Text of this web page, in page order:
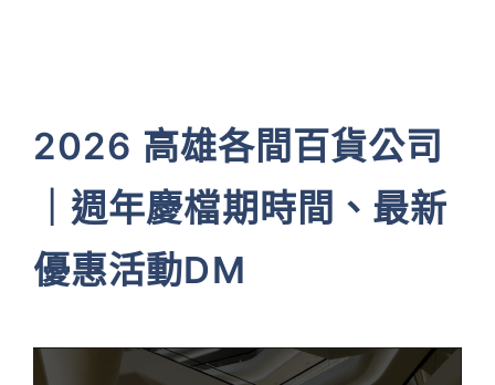
2026 高雄各間百貨公司
｜週年慶檔期時間、最新
優惠活動DM